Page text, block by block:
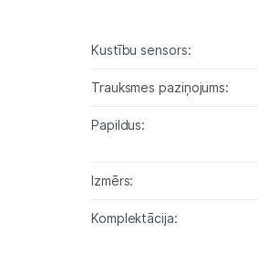
saules paneļiKustību sensors:
Trauksmes paziņojums:
Papildus:
Izmērs:
Komplektācija: